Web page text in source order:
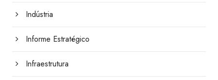
Indústria
Informe Estratégico
Infraestrutura